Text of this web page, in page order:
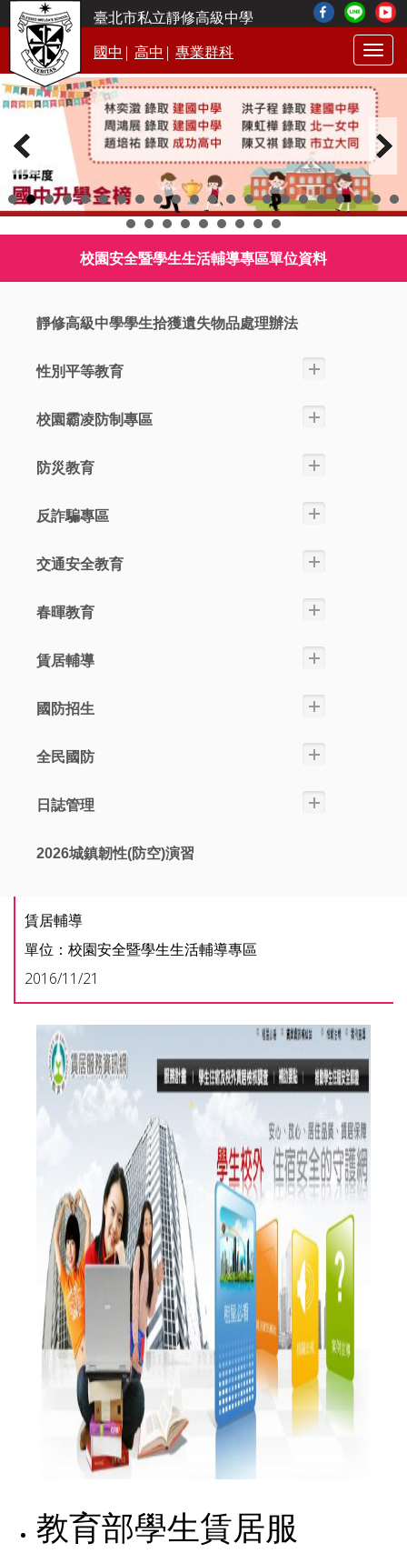
臺北市私立靜修高級中學
國中 | 高中 | 專業群科
校園安全暨學生生活輔導專區單位資料
靜修高級中學學生拾獲遺失物品處理辦法
性別平等教育
校園霸凌防制專區
防災教育
反詐騙專區
交通安全教育
春暉教育
賃居輔導
國防招生
全民國防
日誌管理
2026城鎮韌性(防空)演習
賃居輔導
單位：校園安全暨學生生活輔導專區
2016/11/21
教育部學生賃居服